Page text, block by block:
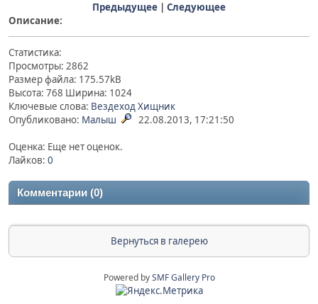
Предыдущее | Следующее
Описание:
Статистика:
Просмотры: 2862
Размер файла: 175.57kB
Высота: 768 Ширина: 1024
Ключевые слова: ВездеходХищник
Опубликовано: Малыш 22.08.2013, 17:21:50
Оценка: Еще нет оценок.
Лайков: 0
Комментарии (0)
Вернуться в галерею
Powered bySMF Gallery Pro